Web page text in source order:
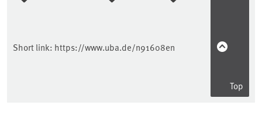
Short link: https://www.uba.de/n91608en
Top